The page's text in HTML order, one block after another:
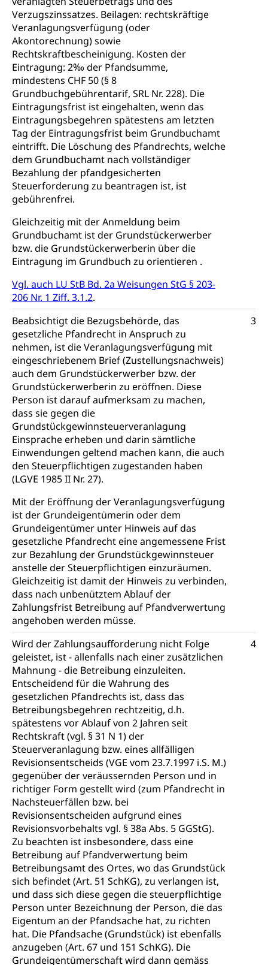
Verzugszinssatzes. Beilagen: rechtskräftige
Veranlagungsverfügung (oder
Akontorechnung) sowie
Rechtskraftbescheinigung. Kosten der
Eintragung: 2‰ der Pfandsumme,
mindestens CHF 50 (§ 8
Grundbuchgebührentarif, SRL Nr. 228). Die
Eintragungsfrist ist eingehalten, wenn das
Eintragungsbegehren spätestens am letzten
Tag der Eintragungsfrist beim Grundbuchamt
eintrifft. Die Löschung des Pfandrechts, welche
dem Grundbuchamt nach vollständiger
Bezahlung der pfandgesicherten
Steuerforderung zu beantragen ist, ist
gebührenfrei.
Gleichzeitig mit der Anmeldung beim
Grundbuchamt ist der Grundstückerwerber
bzw. die Grundstückerwerberin über die
Eintragung im Grundbuch zu orientieren .
Vgl. auch LU StB Bd. 2a Weisungen StG § 203-
206 Nr. 1 Ziff. 3.1.2.
Beabsichtigt die Bezugsbehörde, das
gesetzliche Pfandrecht in Anspruch zu
nehmen, ist die Veranlagungsverfügung mit
eingeschriebenem Brief (Zustellungsnachweis)
auch dem Grundstückerwerber bzw. der
Grundstückerwerberin zu eröffnen. Diese
Person ist darauf aufmerksam zu machen,
dass sie gegen die
Grundstückgewinnsteuerveranlagung
Einsprache erheben und darin sämtliche
Einwendungen geltend machen kann, die auch
den Steuerpflichtigen zugestanden haben
(LGVE 1985 II Nr. 27).
Mit der Eröffnung der Veranlagungsverfügung
ist der Grundeigentümerin oder dem
Grundeigentümer unter Hinweis auf das
gesetzliche Pfandrecht eine angemessene Frist
zur Bezahlung der Grundstückgewinnsteuer
anstelle der Steuerpflichtigen einzuräumen.
Gleichzeitig ist damit der Hinweis zu verbinden,
dass nach unbenütztem Ablauf der
Zahlungsfrist Betreibung auf Pfandverwertung
angehoben werden müsse.
3
Wird der Zahlungsaufforderung nicht Folge
geleistet, ist - allenfalls nach einer zusätzlichen
Mahnung - die Betreibung einzuleiten.
Entscheidend für die Wahrung des
gesetzlichen Pfandrechts ist, dass das
Betreibungsbegehren rechtzeitig, d.h.
spätestens vor Ablauf von 2 Jahren seit
Rechtskraft (vgl. § 31 N 1) der
Steuerveranlagung bzw. eines allfälligen
Revisionsentscheids (VGE vom 23.7.1997 i.S. M.)
gegenüber der veräussernden Person und in
richtiger Form gestellt wird (zum Pfandrecht in
Nachsteuerfällen bzw. bei
Revisionsentscheiden aufgrund eines
Revisionsvorbehalts vgl. § 38a Abs. 5 GGStG).
Zu beachten ist insbesondere, dass eine
Betreibung auf Pfandverwertung beim
Betreibungsamt des Ortes, wo das Grundstück
sich befindet (Art. 51 SchKG), zu verlangen ist,
und dass sich diese gegen die steuerpflichtige
Person unter Bezeichnung der Person, die das
Eigentum an der Pfandsache hat, zu richten
hat. Die Pfandsache (Grundstück) ist ebenfalls
anzugeben (Art. 67 und 151 SchKG). Die
Grundeigentümerschaft wird dann gemäss
4